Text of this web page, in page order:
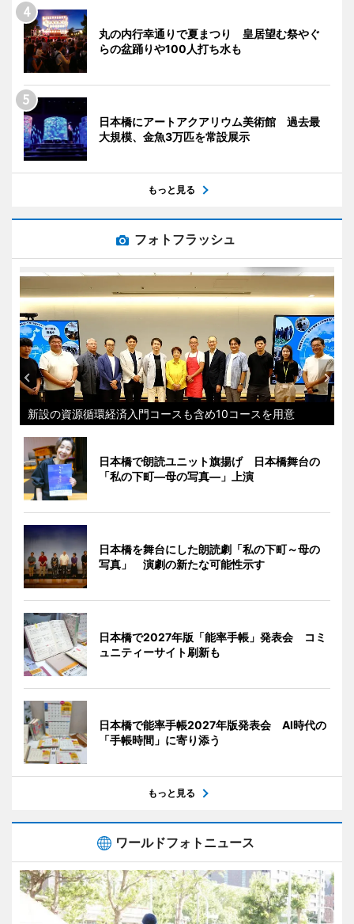
丸の内行幸通りで夏まつり 皇居望む祭やぐ
らの盆踊りや100人打ち水も
日本橋にアートアクアリウム美術館 過去最
大規模、金魚3万匹を常設展示
もっと見る
フォトフラッシュ
新設の資源循環経済入門コースも含め10コースを用意
日本橋で朗読ユニット旗揚げ 日本橋舞台の
「私の下町―母の写真―」上演
日本橋を舞台にした朗読劇「私の下町～母の
写真」 演劇の新たな可能性示す
日本橋で2027年版「能率手帳」発表会 コミ
ュニティーサイト刷新も
日本橋で能率手帳2027年版発表会 AI時代の
「手帳時間」に寄り添う
もっと見る
ワールドフォトニュース